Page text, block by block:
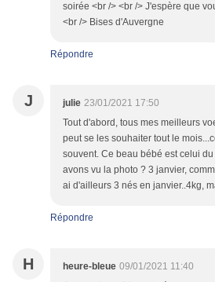
soirée <br /> <br /> J'espère que
<br /> Bises d'Auvergne
Répondre
J julie 23/01/2021 17:50
Tout d'abord, tous mes meilleurs
peut se les souhaiter tout le
souvent. Ce beau bébé est celui
avons vu la photo ? 3 janvier,
ai d'ailleurs 3 nés en janvier..4kg,
Répondre
H heure-bleue 09/01/2021 11:40